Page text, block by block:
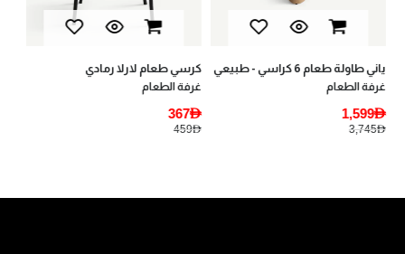
كرسي طعام لارلا رمادي
غرفة الطعام
367AED
459AED